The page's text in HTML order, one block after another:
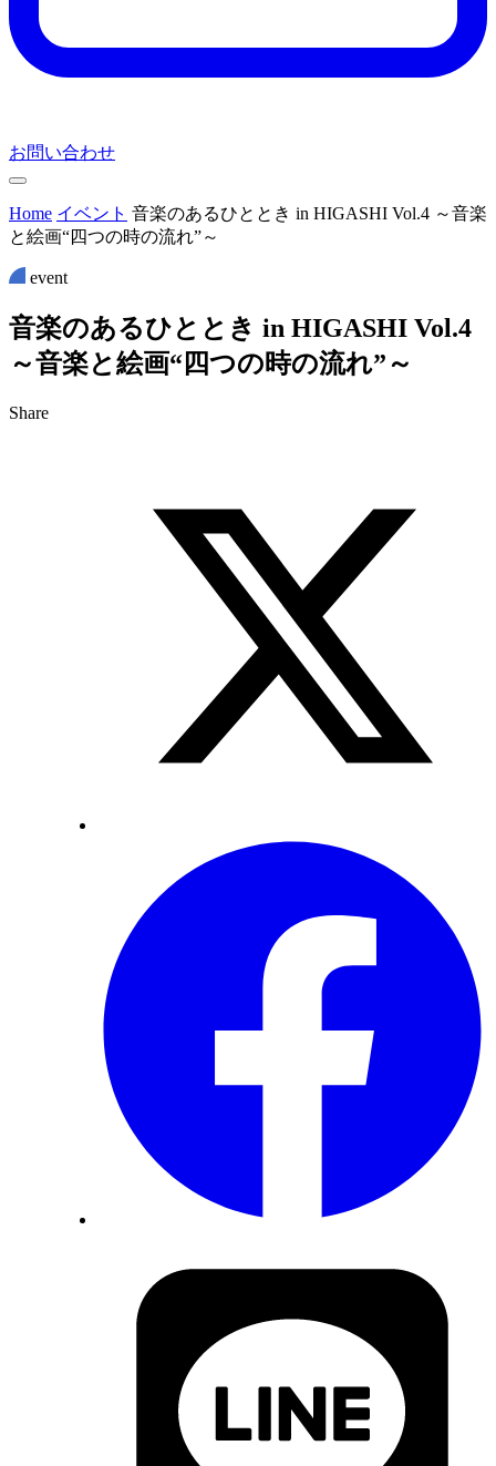
お問い合わせ
Home イベント 音楽のあるひととき in HIGASHI Vol.4 ～音楽
と絵画“四つの時の流れ”～
event
音楽のあるひと と き in HIGASHI Vol.4
～音楽と絵画“四つの時の流れ” ～
Share